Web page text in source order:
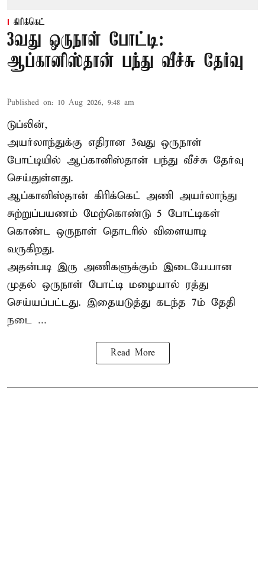
கிரிக்கெட்
3வது ஒருநாள் போட்டி:
ஆப்கானிஸ்தான் பந்து வீச்சு தேர்வு
Published on: 10 Aug 2026, 9:48 am
டுப்லின்,
அயர்லாந்துக்கு எதிரான 3வது ஒருநாள்
போட்டியில் ஆப்கானிஸ்தான் பந்து வீச்சு தேர்வு
செய்துள்ளது.
ஆப்கானிஸ்தான் கிரிக்கெட் அணி அயர்லாந்து
சுற்றுப்பயணம் மேற்கொண்டு 5 போட்டிகள்
கொண்ட ஒருநாள் தொடரில் விளையாடி
வருகிறது.
அதன்படி இரு அணிகளுக்கும் இடையேயான
முதல் ஒருநாள் போட்டி மழையால் ரத்து
செய்யப்பட்டது. இதையடுத்து கடந்த 7ம் தேதி
நடை ...
Read More